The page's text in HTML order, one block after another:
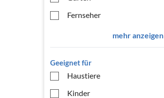
Fernseher
mehr anzeigen
Geeignet für
Haustiere
Kinder